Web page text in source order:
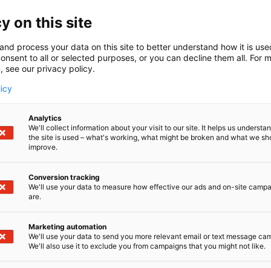
osa valtakunnallista ProAgriaa, joka on koko Suomen
asiantuntijaorganisaatio ja lisäarvoa luova kumppani.
tavoitteenamme tarjota sinulle paras
Laadukkaat palvelut tuotantoon, talouteen ja
saat moniosaajatiimiemme kautta, jotka tuntevat
tapaamaan meitä KoneAgrian
sinua yrityksesi kehittämisessä, oli kyse sitten
tai tulevaisuuden haasteisiin varautumisesta.
kokemuksen, jotka tukevat päätöksentekoasi
on this site
process your data on this site to better understand how it is
to all or selected purposes, or you can decline them all. For
see our privacy policy.
Analytics
We'll collect information about your visit to our site. It helps us
the site is used – what's working, what might be broken and what we
improve.
Conversion tracking
We'll use your data to measure how effective our ads and on-site
are.
Marketing automation
We'll use your data to send you more relevant email or text message
We'll also use it to exclude you from campaigns that you might not like.